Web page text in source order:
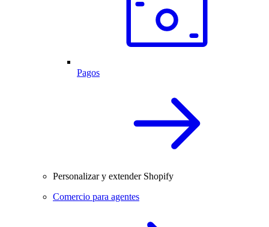
Pagos
Personalizar y extender Shopify
Comercio para agentes